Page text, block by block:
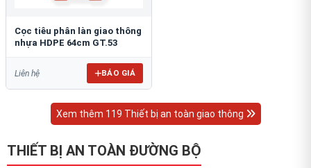
Cọc tiêu phân làn giao thông
nhựa HDPE 64cm GT.53
Liên hệ BÁO GIÁ
Xem thêm 119 Thiết bị an toàn giao thông
THIẾT BỊ AN TOÀN ĐƯỜNG BỘ